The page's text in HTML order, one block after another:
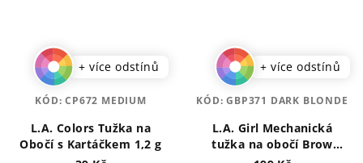
+ více odstínů
L.A. Colors Tužka na
Obočí s Kartáčkem 1,2 g
KÓD:CP672 MEDIUM
+ více odstínů
L.A. Girl Mechanická
tužka na obočí Brow
KÓD:GBP371 DARK BLONDE